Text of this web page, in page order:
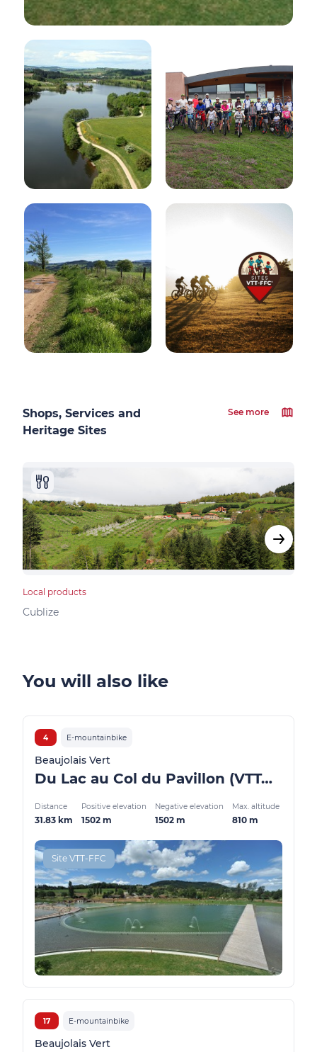
Shops, Services and
Heritage Sites
See more
Local products
Cublize
You will also like
4 E-mountainbike
Beaujolais Vert
Du Lac au Col du Pavillon (VTTAE)
Distance
31.83 km
Positive elevation
1502 m
Negative elevation
1502 m
Max. altitude
810 m
Site VTT-FFC
17 E-mountainbike
Beaujolais Vert